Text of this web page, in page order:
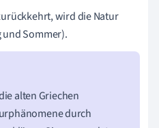
wird die Natur
Sommer).
alten Griechen
durch